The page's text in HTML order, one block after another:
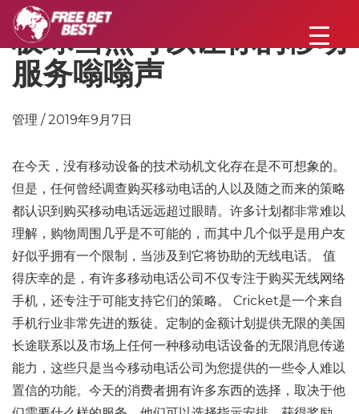
板球当然可以让你的移动
服务嗡嗡声
管理 / 2019年9月7日
在今天，没有移动设备的技术动机文化存在是不可想象的。
但是，任何曾经调查购买移动电话的人以及随之而来的策略
都认识到购买移动电话远远超过眼睛。许多计划都非常难以
理解，购物周围几乎是不可能的，而其中几个似乎是用户友
好似乎拥有一个限制，当涉及到它将协助的无线电话。 值
得庆幸的是，有许多移动电话公司不仅专注于购买无线网络
手机，还专注于可能支持它们的策略。 Cricket是一个来自
手机行业非常先进的叛徒。定制的金额计划提供无限的美国
长途联系以及市场上任何一种移动电话设备的无限消息传递
能力，这些只是当今移动电话公司为您提供的一些令人难以
置信的功能。今天的消费者拥有许多东西的选择，取决于他